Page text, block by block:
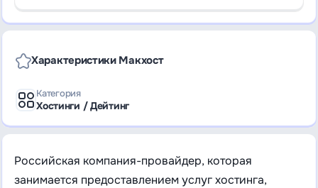
Характеристики Макхост
Категория
Хостинги / Дейтинг
Российская компания-провайдер, которая
занимается предоставлением услуг хостинга,